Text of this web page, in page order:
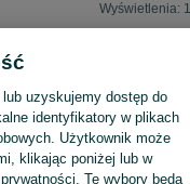
Wyświetlenia:
skontaktować się z
uzyskujemy dostęp do
identyfikatory w plikach
Użytkownik może
klikając poniżej lub w
Te wybory będą